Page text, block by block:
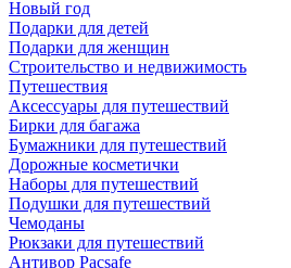
Новый год
Подарки для детей
Подарки для женщин
Строительство и недвижимость
Путешествия
Аксессуары для путешествий
Бирки для багажа
Бумажники для путешествий
Дорожные косметички
Наборы для путешествий
Подушки для путешествий
Чемоданы
Рюкзаки для путешествий
Антивор Pacsafe